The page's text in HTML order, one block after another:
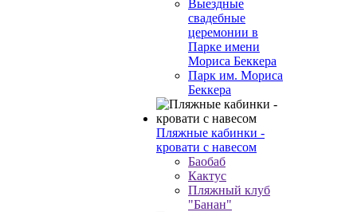
Выездные
свадебные
церемонии в
Парке имени
Мориса Беккера
Парк им. Мориса
Беккера
Пляжные кабинки -
кровати с навесом
Баобаб
Кактус
Пляжный клуб
"Банан"